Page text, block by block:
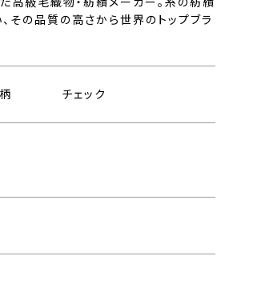
その品質の高さから世界のトップブラ
柄 チェック